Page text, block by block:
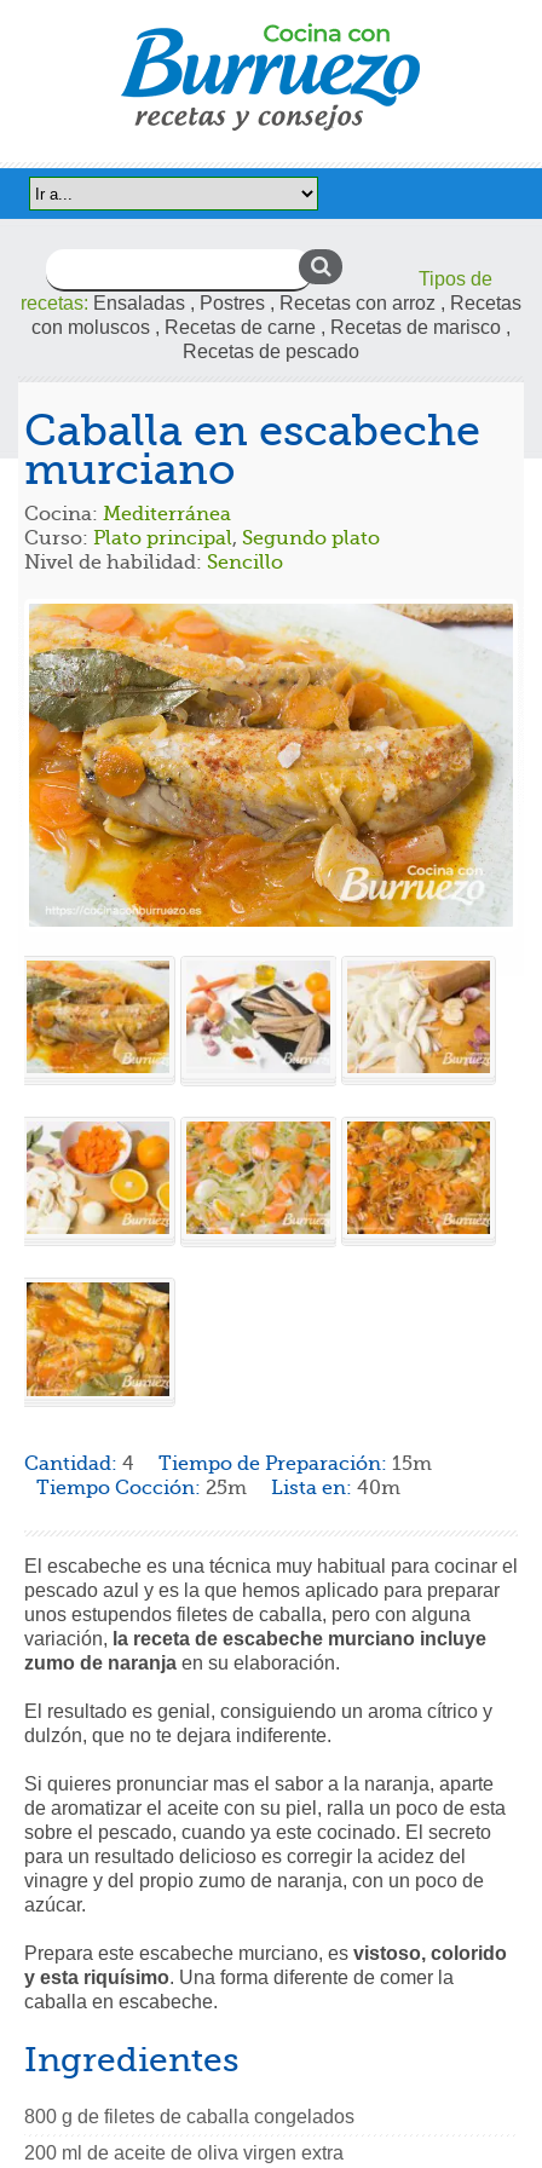
Tipos de
recetas: Ensaladas , Postres , Recetas con arroz , Recetas
con moluscos , Recetas de carne , Recetas de marisco ,
Recetas de pescado
Caballa en escabeche
murciano
Cocina: Mediterránea
Curso: Plato principal, Segundo plato
Nivel de habilidad: Sencillo
Cantidad: 4 Tiempo de Preparación: 15m
Tiempo Cocción: 25m Lista en: 40m
El escabeche es una técnica muy habitual para cocinar el
pescado azul y es la que hemos aplicado para preparar
unos estupendos filetes de caballa, pero con alguna
variación, la receta de escabeche murciano incluye
zumo de naranja en su elaboración.
El resultado es genial, consiguiendo un aroma cítrico y
dulzón, que no te dejara indiferente.
Si quieres pronunciar mas el sabor a la naranja, aparte
de aromatizar el aceite con su piel, ralla un poco de esta
sobre el pescado, cuando ya este cocinado. El secreto
para un resultado delicioso es corregir la acidez del
vinagre y del propio zumo de naranja, con un poco de
azúcar.
Prepara este escabeche murciano, es vistoso, colorido
y esta riquísimo. Una forma diferente de comer la
caballa en escabeche.
Ingredientes
800 g de filetes de caballa congelados
200 ml de aceite de oliva virgen extra